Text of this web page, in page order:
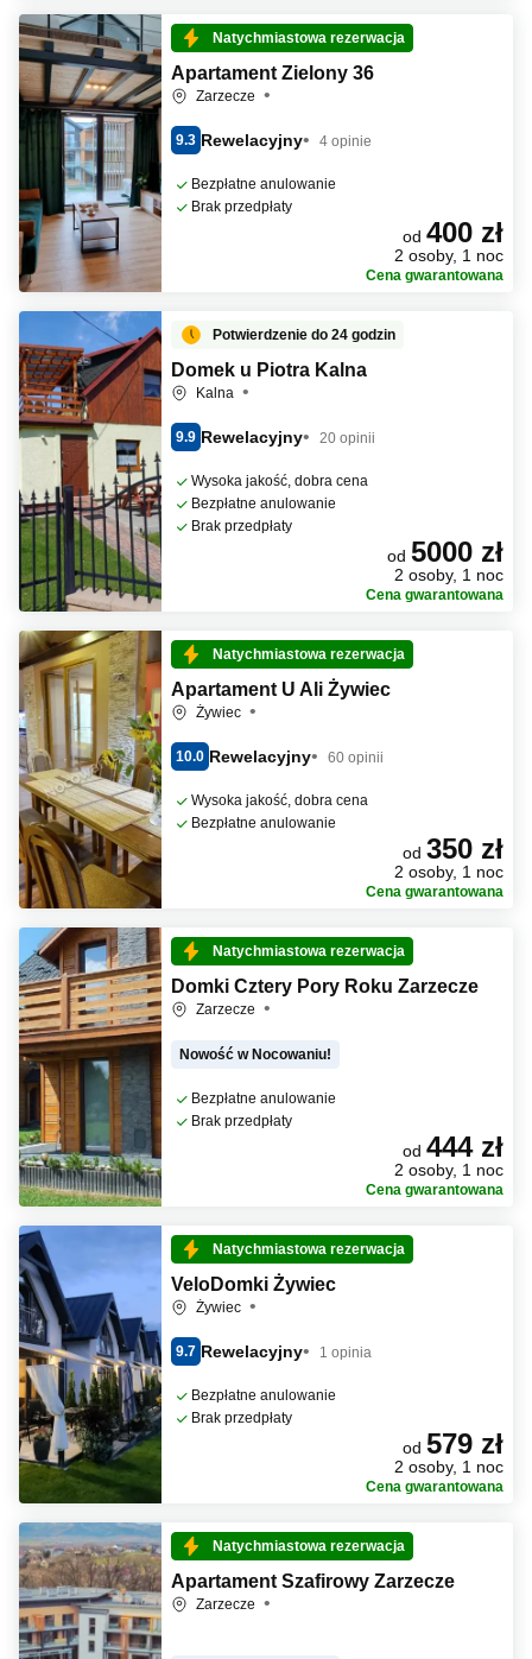
Natychmiastowa rezerwacja
Apartament Zielony 36
Zarzecze
9.3 Rewelacyjny 4 opinie
Bezpłatne anulowanie
Brak przedpłaty
od 400 zł
2 osoby, 1 noc
Cena gwarantowana
Potwierdzenie do 24 godzin
Domek u Piotra Kalna
Kalna
9.9 Rewelacyjny 20 opinii
Wysoka jakość, dobra cena
Bezpłatne anulowanie
Brak przedpłaty
od 5000 zł
2 osoby, 1 noc
Cena gwarantowana
Natychmiastowa rezerwacja
Apartament U Ali Żywiec
Żywiec
10.0 Rewelacyjny 60 opinii
Wysoka jakość, dobra cena
Bezpłatne anulowanie
od 350 zł
2 osoby, 1 noc
Cena gwarantowana
Natychmiastowa rezerwacja
Domki Cztery Pory Roku Zarzecze
Zarzecze
Nowość w Nocowaniu!
Bezpłatne anulowanie
Brak przedpłaty
od 444 zł
2 osoby, 1 noc
Cena gwarantowana
Natychmiastowa rezerwacja
VeloDomki Żywiec
Żywiec
9.7 Rewelacyjny 1 opinia
Bezpłatne anulowanie
Brak przedpłaty
od 579 zł
2 osoby, 1 noc
Cena gwarantowana
Natychmiastowa rezerwacja
Apartament Szafirowy Zarzecze
Zarzecze